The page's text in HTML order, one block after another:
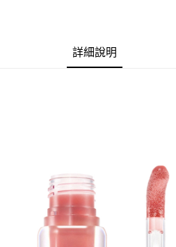
每筆NT$60，滿NT$599(含以上)免運費
詳細說明